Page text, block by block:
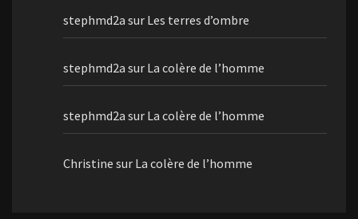
stephmd2a sur Les terres d’ombre
stephmd2a sur La colère de l’homme
stephmd2a sur La colère de l’homme
Christine sur La colère de l’homme